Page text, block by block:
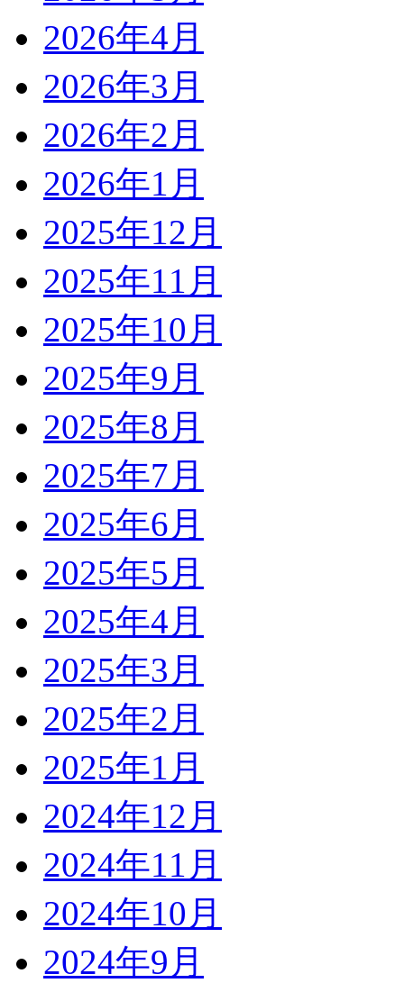
2026年4月
2026年3月
2026年2月
2026年1月
2025年12月
2025年11月
2025年10月
2025年9月
2025年8月
2025年7月
2025年6月
2025年5月
2025年4月
2025年3月
2025年2月
2025年1月
2024年12月
2024年11月
2024年10月
2024年9月